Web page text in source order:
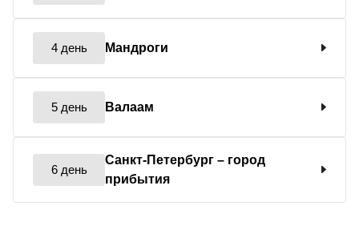
4 день Мандроги
5 день Валаам
6 день
Санкт-Петербург – город
прибытия